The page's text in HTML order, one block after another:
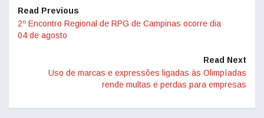
Read Previous
2º Encontro Regional de RPG de Campinas ocorre dia
04 de agosto
Read Next
Uso de marcas e expressões ligadas às Olimpíadas
rende multas e perdas para empresas